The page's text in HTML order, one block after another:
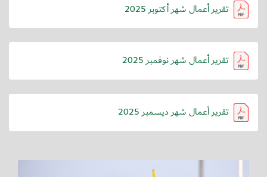
تقرير أعمال شهر أكتوبر 2025
تقرير أعمال شهر نوفمبر 2025
تقرير أعمال شهر ديسمبر 2025